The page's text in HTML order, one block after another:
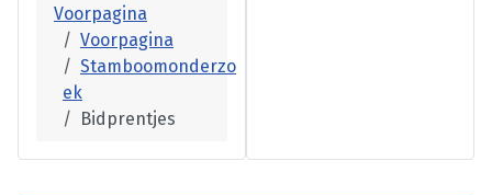
Voorpagina
Voorpagina
Stamboomonderzo
ek
Bidprentjes